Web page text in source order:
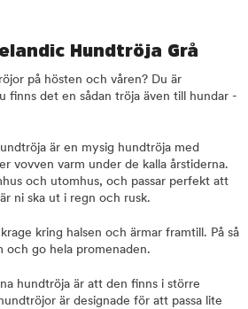
Hundtröja Grå
på hösten och våren? Du är
finns det en sådan tröja även till hundar -
är en mysig hundtröja med
vovven varm under de kalla årstiderna.
och utomhus, och passar perfekt att
ni ska ut i regn och rusk.
kring halsen och ärmar framtill. På så
och go hela promenaden.
hundtröja är att den finns i större
är designade för att passa lite